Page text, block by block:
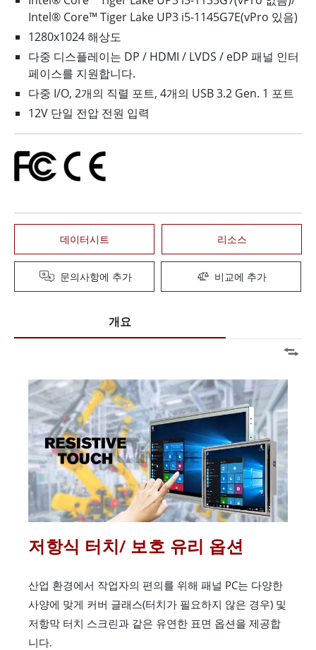
Intel® Core™ Tiger Lake UP3 i5-1145G7E(vPro 있음)
1280x1024 해상도
다중 디스플레이는 DP / HDMI / LVDS / eDP 패널 인터
페이스를 지원합니다.
다중 I/O, 2개의 직렬 포트, 4개의 USB 3.2 Gen. 1 포트
12V 단일 전압 전원 입력
데이터시트 리소스
문의사항에 추가 비교에 추가
개요
저항식 터치/ 보호 유리 옵션
산업 환경에서 작업자의 편의를 위해 패널 PC는 다양한
사양에 맞게 커버 글래스(터치가 필요하지 않은 경우) 및
저항막 터치 스크린과 같은 유연한 표면 옵션을 제공합
니다.